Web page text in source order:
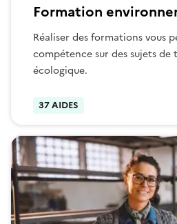
Formation
Réaliser des formations vous
compétence sur des sujets de
écologique.
37 AIDES